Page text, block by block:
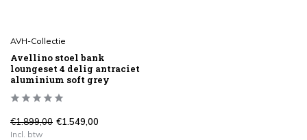
AVH-Collectie
Avellino stoel bank
loungeset 4 delig antraciet
aluminium soft grey
€1.899,00 €1.549,00
Incl. btw